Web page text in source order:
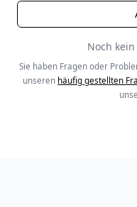
Noch kein
Sie haben Fragen oder
unseren häufig gestellten